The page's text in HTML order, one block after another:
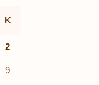
Κ
2
9